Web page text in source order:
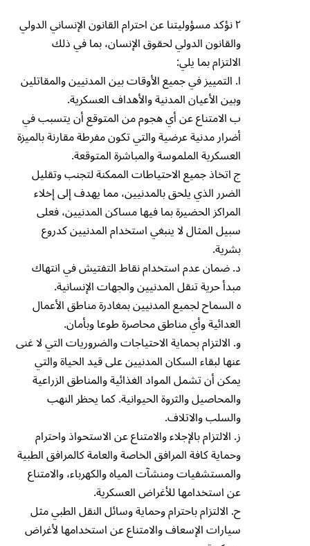
۲ نؤكد مسؤوليتنا عن احترام القانون الإنساني الدولي
والقانون الدولي لحقوق الإنسان، بما في ذلك
الالتزام بما يلي:
ا. التمييز في جميع الأوقات بين المدنيين والمقاتلين
وبين الأعيان المدنية والأهداف العسكرية.
ب الامتناع عن أي هجوم من المتوقع أن يتسبب في
أضرار مدنية عرضية والتي تكون مفرطة مقارنة بالميزة
العسكرية الملموسة والمباشرة المتوقعة.
ج اتخاذ جميع الاحتياطات الممكنة لتجنب وتقليل
الضرر الذي يلحق بالمدنيين، مما يهدف إلى إخلاء
المراكز الحضيرة بما فيها مساكن المدنيين، فعلى
سبيل المثال لا ينبغي استخدام المدنيين كدروع
بشرية.
د. ضمان عدم استخدام نقاط التفتيش في انتهاك
مبدأ حرية تنقل المدنيين والجهات الإنسانية.
ه السماح لجميع المدنيين بمغادرة مناطق الأعمال
العدائية وأي مناطق محاصرة طوعا وبأمان.
و. الالتزام بحماية الاحتياجات والضروريات التي لا غنى
عنها لبقاء السكان المدنيين على قيد الحياة والتي
يمكن أن تشمل المواد الغذائية والمناطق الزراعية
والمحاصيل والثروة الحيوانية. كما يحظر النهب
والسلب والاتلاف.
ز. الالتزام بالإجلاء والامتناع عن الاستحواذ واحترام
وحماية كافة المرافق الخاصة والعامة كالمرافق الطبية
والمستشفيات ومنشآت المياه والكهرباء، والامتناع
عن استخدامها للأغراض العسكرية.
ح. الالتزام باحترام وحماية وسائل النقل الطبي مثل
سيارات الإسعاف والامتناع عن استخدامها لأغراض